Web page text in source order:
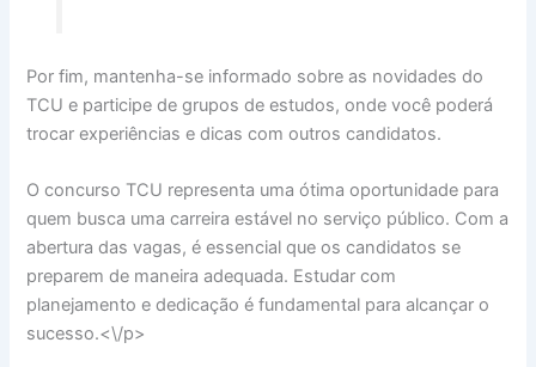
Por fim, mantenha-se informado sobre as novidades do
TCU e participe de grupos de estudos, onde você poderá
trocar experiências e dicas com outros candidatos.
O concurso TCU representa uma ótima oportunidade para
quem busca uma carreira estável no serviço público. Com a
abertura das vagas, é essencial que os candidatos se
preparem de maneira adequada. Estudar com
planejamento e dedicação é fundamental para alcançar o
sucesso.<\/p>